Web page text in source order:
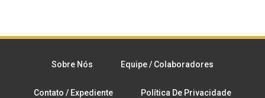
Sobre Nós Equipe / Colaboradores
Contato / Expediente Política De Privacidade